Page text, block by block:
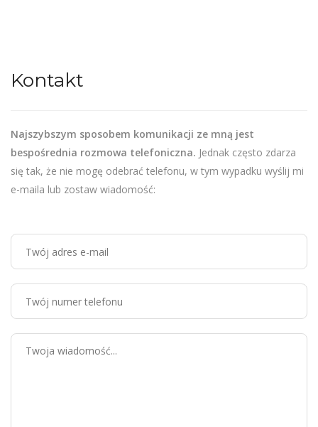
Kontakt
Najszybszym sposobem komunikacji ze mną jest
bespośrednia rozmowa telefoniczna. Jednak często zdarza
się tak, że nie mogę odebrać telefonu, w tym wypadku wyślij mi
e-maila lub zostaw wiadomość: